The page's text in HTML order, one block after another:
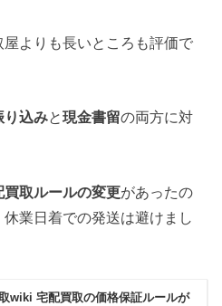
よりも長いところも評価で
り込みと現金書留の両方に対
買取ルールの変更があったの
業日着での発送は避けまし
wiki 宅配買取の価格保証ルールが